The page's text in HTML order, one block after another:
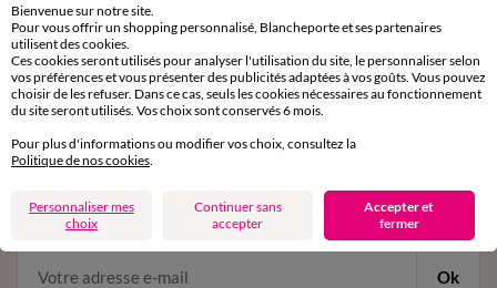
Service clients
par chat et par téléphone
de 8h00 à 20h00 du lundi au samedi
11€ Offerts
en vous inscrivant à la newsletter
dès 20€ d’achat
conditions dans votre email de confirmation
Ok
Bienvenue sur notre site.
Pour vous offrir un shopping personnalisé, Blancheporte et ses partenaires
utilisent des cookies.
Ces cookies seront utilisés pour analyser l'utilisation du site, le personnaliser selon
vos préférences et vous présenter des publicités adaptées à vos goûts. Vous pouvez
choisir de les refuser. Dans ce cas, seuls les cookies nécessaires au fonctionnement
du site seront utilisés. Vos choix sont conservés 6 mois.
Pour plus d'informations ou modifier vos choix, consultez la
Politique de nos cookies
Personnaliser mes
choix
Continuer sans
accepter
Accepter et
fermer